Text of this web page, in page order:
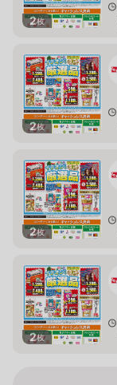
2枚
2枚
2枚
2枚